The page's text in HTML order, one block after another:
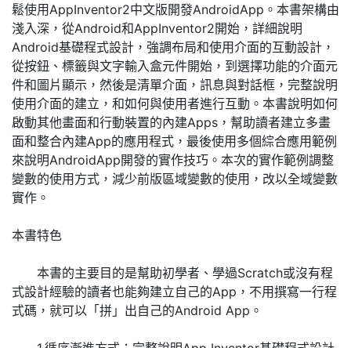
鬆使用AppInventor2中文版開發AndroidApp。本書架構由
淺入深，從Android和AppInventor2開始，詳細說明
Android基礎程式設計，強調布局和使用介面的互動設計，
從按鈕、標籤與文字輸入盒元件開始，到選擇功能的介面元
件和圖片顯示，然後是清單介面，訊息與對話框，完整說明
使用介面的建立，和如何與使用者進行互動。本書說明如何
啟動其他畫面和行動裝置的內建Apps，幫助讀者建立多畫
面和整合內建App的應用程式，最後使用多個綜合應用範例
來說明AndroidApp開發的實作技巧。本次的實作範例調整
變數的使用方式，減少前版區域變數的使用，改以全域變數
實作。
本書特色
本書的主要目的是幫助初學者、學過Scratch或沒有程
式設計經驗的讀者也能夠建立自己的App，不用撰寫一行程
式碼，就可以「拼」出自己的Android App。